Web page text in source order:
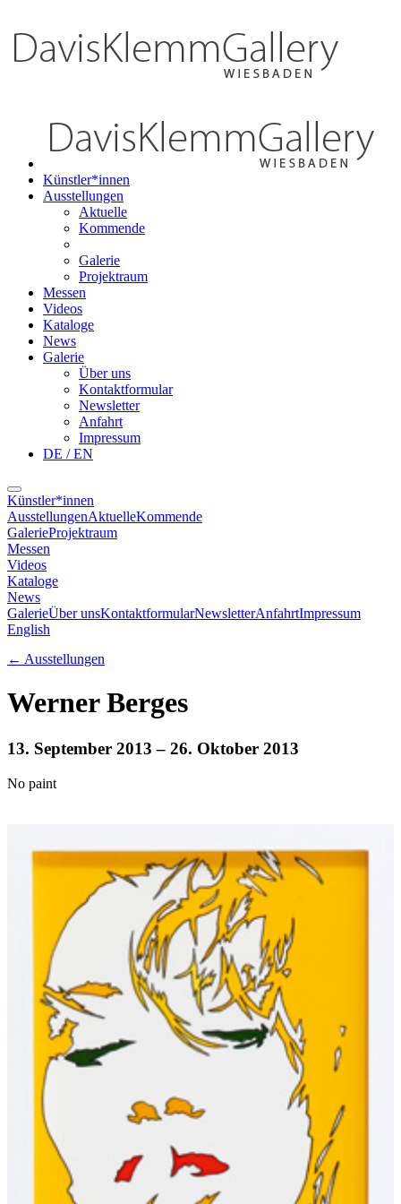
Künstler*innen
Ausstellungen
Aktuelle
Kommende
Galerie
Projektraum
Messen
Videos
Kataloge
News
Galerie
Über uns
Kontaktformular
Newsletter
Anfahrt
Impressum
DE / EN
Künstler*innen
AusstellungenAktuelleKommende
GalerieProjektraum
Messen
Videos
Kataloge
News
GalerieÜber unsKontaktformularNewsletterAnfahrtImpressum
English
← Ausstellungen
Werner Berges
13. September 2013 – 26. Oktober 2013
No paint